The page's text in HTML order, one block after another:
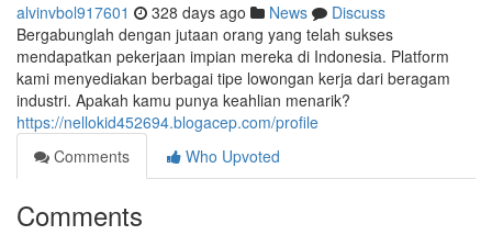
alvinvbol917601 328 days ago News
Discuss
Bergabunglah dengan jutaan orang yang telah sukses
mendapatkan pekerjaan impian mereka di Indonesia. Platform
kami menyediakan berbagai tipe lowongan kerja dari beragam
industri. Apakah kamu punya keahlian menarik?
https://nellokid452694.blogacep.com/profile
Comments
Who Upvoted
Comments